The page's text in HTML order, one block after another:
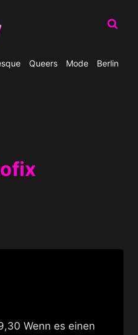
Queers Mode Berlin
Wenn es einen